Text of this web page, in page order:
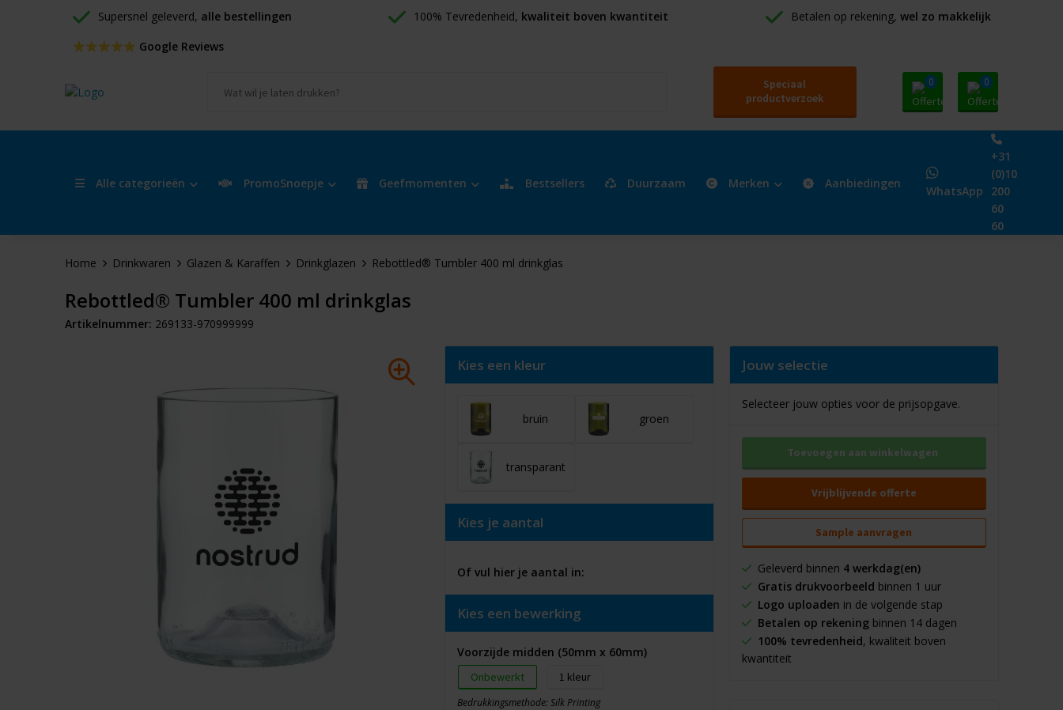
Supersnel geleverd, alle bestellingen 100% Tevredenheid, kwaliteit boven kwantiteit Betalen op rekening, wel zo makkelijk
Google Reviews
Speciaal
productverzoek
0 0
Alle categorieën PromoSnoepje Geefmomenten Bestsellers Duurzaam Merken Aanbiedingen
WhatsApp
+31
(0)10
200
60
60
Home Drinkwaren Glazen & Karaffen Drinkglazen Rebottled® Tumbler 400 ml drinkglas
Rebottled® Tumbler 400 ml drinkglas
Artikelnummer: 269133-970999999
Kies een kleur
bruin groen
transparant
Kies je aantal
Of vul hier je aantal in:
Kies een bewerking
Voorzijde midden (50mm x 60mm)
Onbewerkt 1
Bedrukkingsmethode: Silk Printing
Jouw selectie
Selecteer jouw opties voor de prijsopgave.
Toevoegen aan winkelwagen
Vrijblijvende offerte
Sample aanvragen
Geleverd binnen 4 werkdag(en)
Gratis drukvoorbeeld binnen 1 uur
Logo uploaden in de volgende stap
Betalen op rekeningbinnen 14 dagen
100% tevredenheid, kwaliteit boven
kwantiteit